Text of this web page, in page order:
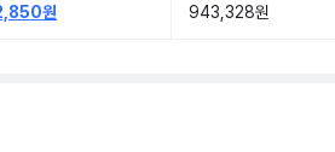
원 943,328원